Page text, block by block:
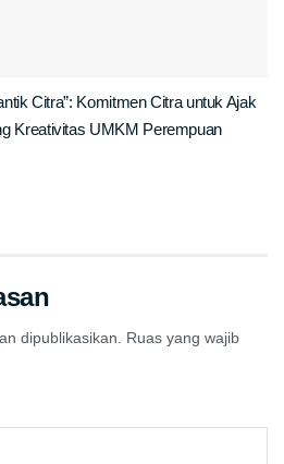
Citra”: Komitmen Citra untuk Ajak
Kreativitas UMKM Perempuan
dipublikasikan.
Ruas yang wajib